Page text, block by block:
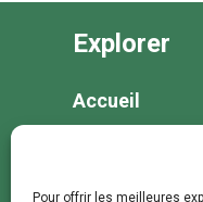
Pour offrir les meilleures
Explorer
Accueil